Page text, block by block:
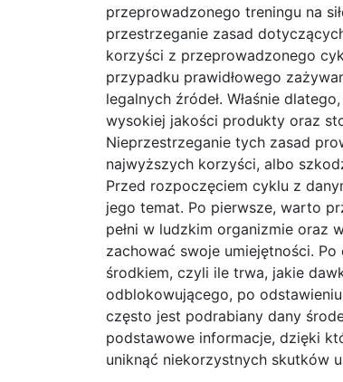
przeprowadzonego treningu na
przestrzeganie zasad
korzyści z przeprowadzonego
przypadku prawidłowego
legalnych źródeł. Właśnie
wysokiej jakości produkty oraz
Nieprzestrzeganie tych zasad
najwyższych korzyści, albo
Przed rozpoczęciem cyklu z
jego temat. Po pierwsze, warto
pełni w ludzkim organizmie oraz
zachować swoje umiejętności.
środkiem, czyli ile trwa, jakie
odblokowującego, po
często jest podrabiany dany
podstawowe informacje, dzięki
uniknąć niekorzystnych skutków